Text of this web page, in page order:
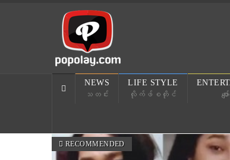
NEWS
သတင်း
LIFE STYLE
လိုက်ဖ်စတိုင်
ဖျေ
RECOMMENDEDPrevious